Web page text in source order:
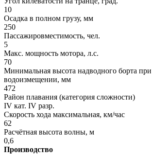
10
Осадка в полном грузу, мм
250
Пассажировместимость, чел.
5
Макс. мощность мотора, л.с.
70
Минимальная высота надводного борта
водоизмещении, мм
472
Район плавания (категория сложности)
IV кат. IV разр.
Скорость хода максимальная, км/час
62
Расчётная высота волны, м
0,6
Производство